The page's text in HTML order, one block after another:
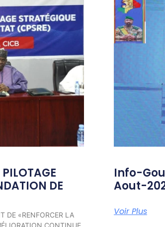
DE
DE «RENFORCER LA
CONTINUE
Info-
Aout-
Voir Plus